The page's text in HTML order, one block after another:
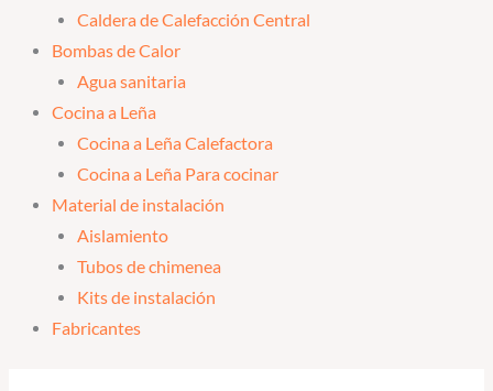
Caldera de Calefacción Central
Bombas de Calor
Agua sanitaria
Cocina a Leña
Cocina a Leña Calefactora
Cocina a Leña Para cocinar
Material de instalación
Aislamiento
Tubos de chimenea
Kits de instalación
Fabricantes